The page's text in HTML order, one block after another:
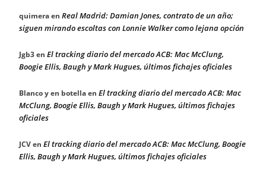
quimeraen Real Madrid: Damian Jones, contrato de un año;
siguen mirando escoltas con Lonnie Walker como lejana opción
Jgb3en El tracking diario del mercado ACB: Mac McClung,
Boogie Ellis, Baugh y Mark Hugues, últimos fichajes oficiales
Blanco y en botellaen El tracking diario del mercado ACB: Mac
McClung, Boogie Ellis, Baugh y Mark Hugues, últimos fichajes
oficiales
JCVen El tracking diario del mercado ACB: Mac McClung, Boogie
Ellis, Baugh y Mark Hugues, últimos fichajes oficiales